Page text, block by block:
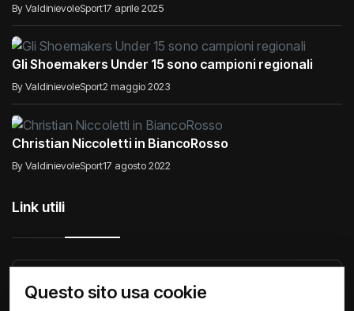
By ValdinievoleSport17 aprile 2025
Gli Shoemakers Under 15 sono campioni regionali
By ValdinievoleSport2 maggio 2023
Christian Niccoletti in BiancoRosso
By ValdinievoleSport17 agosto 2022
Link utili
Raccontiamo di Noi Comunicati
Questo sito usa cookie